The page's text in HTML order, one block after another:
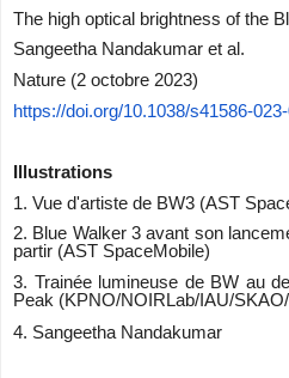
The high optical brightness of the
Sangeetha Nandakumar et al.
Nature (2 octobre 2023)
https://doi.org/10.1038/s41586-
Illustrations
1. Vue d'artiste de BW3 (AST
2. Blue Walker 3 avant son
partir (AST SpaceMobile)
3. Trainée lumineuse de BW au
Peak (KPNO/NOIRLab/IAU/
4. Sangeetha Nandakumar